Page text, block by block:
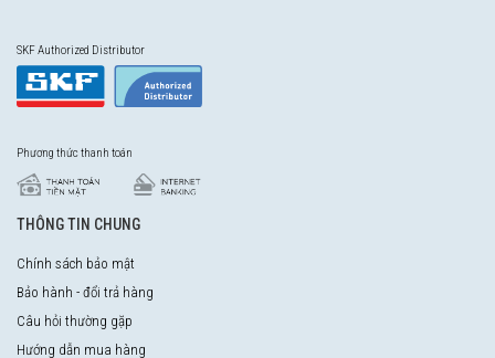
SKF Authorized Distributor
Phương thức thanh toán
THÔNG TIN CHUNG
Chính sách bảo mật
Bảo hành - đổi trả hàng
Câu hỏi thường gặp
Hướng dẫn mua hàng